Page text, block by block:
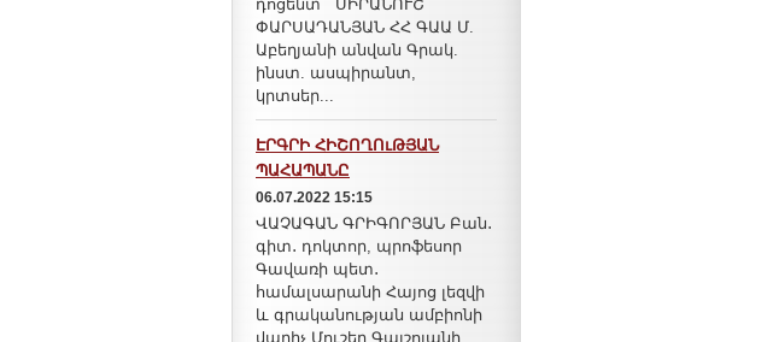
դոցենտ ՍԻՐԱՆՈՒՇ
ՓԱՐՍԱԴԱՆՅԱՆ ՀՀ ԳԱԱ Մ.
Աբեղյանի անվան Գրակ.
ինստ. ասպիրանտ,
կրտսեր...
ԷՐԳՐԻ ՀԻՇՈՂՈւԹՅԱՆ
ՊԱՀԱՊԱՆԸ
06.07.2022 15:15
ՎԱՉԱԳԱՆ ԳՐԻԳՈՐՅԱՆ Բան․
գիտ․ դոկտոր, պրոֆեսոր
Գավառի պետ․
համալսարանի Հայոց լեզվի
և գրականության ամբիոնի
վարիչ Մուշեղ Գալշոյանի